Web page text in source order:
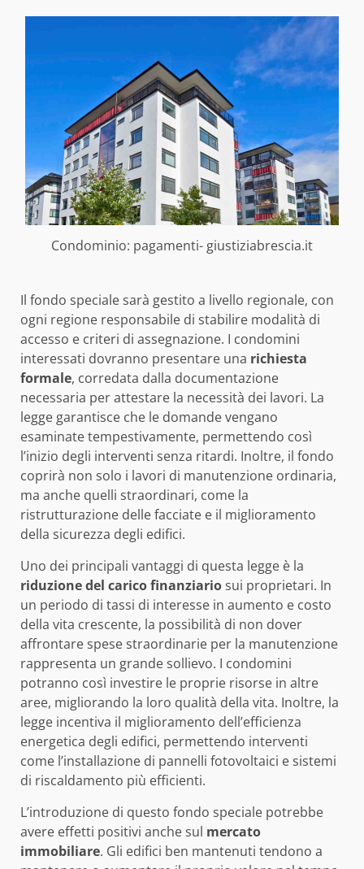
Condominio: pagamenti- giustiziabrescia.it
Il fondo speciale sarà gestito a livello regionale, con
ogni regione responsabile di stabilire modalità di
accesso e criteri di assegnazione. I condomini
interessati dovranno presentare una richiesta
formale, corredata dalla documentazione
necessaria per attestare la necessità dei lavori. La
legge garantisce che le domande vengano
esaminate tempestivamente, permettendo così
l’inizio degli interventi senza ritardi. Inoltre, il fondo
coprirà non solo i lavori di manutenzione ordinaria,
ma anche quelli straordinari, come la
ristrutturazione delle facciate e il miglioramento
della sicurezza degli edifici.
Uno dei principali vantaggi di questa legge è la
riduzione del carico finanziariosui proprietari. In
un periodo di tassi di interesse in aumento e costo
della vita crescente, la possibilità di non dover
affrontare spese straordinarie per la manutenzione
rappresenta un grande sollievo. I condomini
potranno così investire le proprie risorse in altre
aree, migliorando la loro qualità della vita. Inoltre, la
legge incentiva il miglioramento dell’efficienza
energetica degli edifici, permettendo interventi
come l’installazione di pannelli fotovoltaici e sistemi
di riscaldamento più efficienti.
L’introduzione di questo fondo speciale potrebbe
avere effetti positivi anche sul mercato
immobiliare. Gli edifici ben mantenuti tendono a